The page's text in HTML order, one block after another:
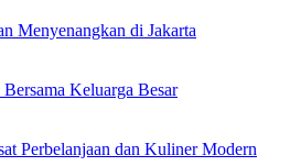
Menyenangkan di Jakarta
Keluarga Besar
Perbelanjaan dan Kuliner Modern